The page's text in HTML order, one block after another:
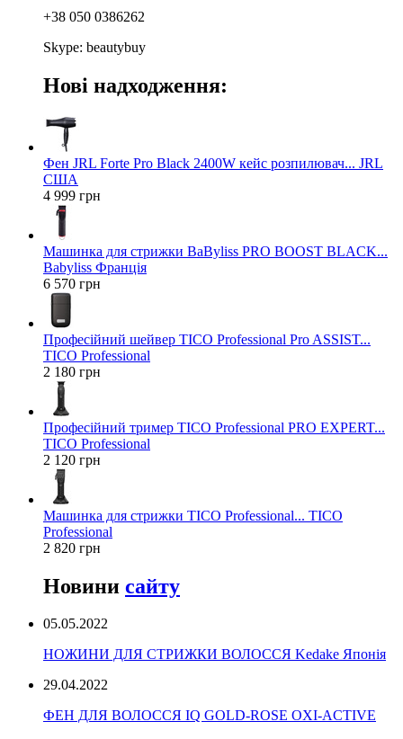
+38 050 0386262
Skype: beautybuy
Нові надходження:
Фен JRL Forte Pro Black 2400W кейс розпилювач... JRL
США
4 999 грн
Машинка для стрижки BaByliss PRO BOOST BLACK...
Babyliss Франція
6 570 грн
Професійний шейвер TICO Professional Pro ASSIST...
TICO Professional
2 180 грн
Професійний тример TICO Professional PRO EXPERT...
TICO Professional
2 120 грн
Машинка для стрижки TICO Professional... TICO
Professional
2 820 грн
Новини сайту
05.05.2022
НОЖИНИ ДЛЯ СТРИЖКИ ВОЛОССЯ Kedake Японія
29.04.2022
ФЕН ДЛЯ ВОЛОССЯ IQ GOLD-ROSE OXI-ACTIVE